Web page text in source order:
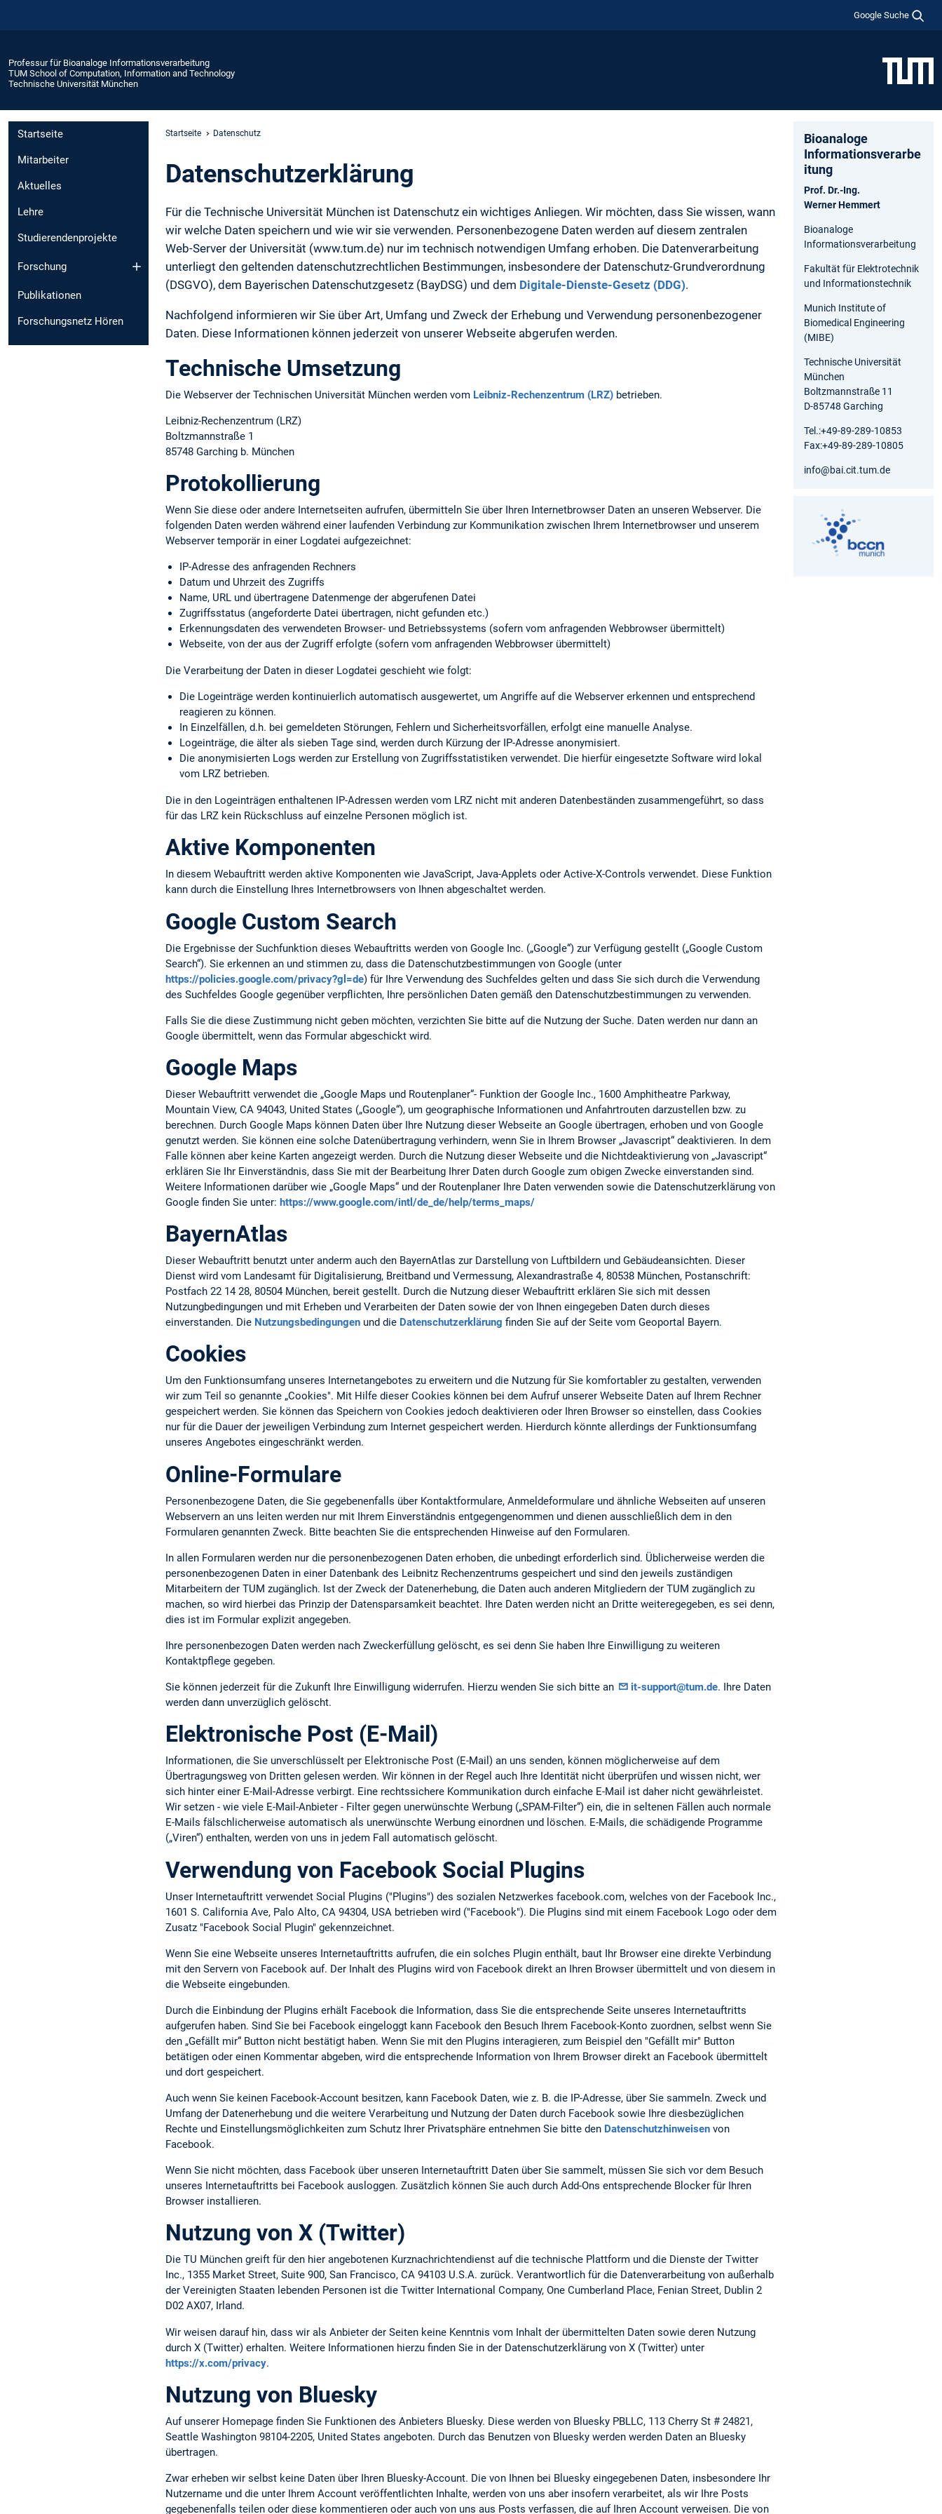
Google Suche
Professur für Bioanaloge Informationsverarbeitung
TUM School of Computation, Information and Technology
Technische Universität München
Startseite
Mitarbeiter
Aktuelles
Lehre
Studierendenprojekte
Forschung
Publikationen
Forschungsnetz Hören
Startseite Datenschutz
Daten­schutz­erklärung
Für die Technische Universität München ist Datenschutz ein wichtiges Anliegen. Wir möchten, dass Sie wissen, wann
wir welche Daten speichern und wie wir sie verwenden. Personenbezogene Daten werden auf diesem zentralen
Web-Server der Universität (www.tum.de) nur im technisch notwendigen Umfang erhoben. Die Datenverarbeitung
unterliegt den geltenden datenschutzrechtlichen Bestimmungen, insbesondere der Datenschutz-Grundverordnung
(DSGVO), dem Bayerischen Datenschutzgesetz (BayDSG) und dem Digitale-Dienste-Gesetz (DDG).
Nachfolgend informieren wir Sie über Art, Umfang und Zweck der Erhebung und Verwendung personenbezogener
Daten. Diese Informationen können jederzeit von unserer Webseite abgerufen werden.
Technische Umsetzung
Die Webserver der Technischen Universität München werden vom Leibniz-Rechenzentrum (LRZ) betrieben.
Leibniz-Rechenzentrum (LRZ)
Boltzmannstraße 1
85748 Garching b. München
Protokollierung
Wenn Sie diese oder andere Internetseiten aufrufen, übermitteln Sie über Ihren Internetbrowser Daten an unseren Webserver. Die
folgenden Daten werden während einer laufenden Verbindung zur Kommunikation zwischen Ihrem Internetbrowser und unserem
Webserver temporär in einer Logdatei aufgezeichnet:
IP-Adresse des anfragenden Rechners
Datum und Uhrzeit des Zugriffs
Name, URL und übertragene Datenmenge der abgerufenen Datei
Zugriffsstatus (angeforderte Datei übertragen, nicht gefunden etc.)
Erkennungs­daten des verwendeten Browser- und Betriebssystems (sofern vom anfragenden Webbrowser übermittelt)
Webseite, von der aus der Zugriff erfolgte (sofern vom anfragenden Webbrowser übermittelt)
Die Verarbeitung der Daten in dieser Logdatei geschieht wie folgt:
Die Logeinträge werden kontinuierlich automatisch ausgewertet, um Angriffe auf die Webserver erkennen und entsprechend
reagieren zu können.
In Einzelfällen, d.h. bei gemeldeten Störungen, Fehlern und Sicherheits­vorfällen, erfolgt eine manuelle Analyse.
Logeinträge, die älter als sieben Tage sind, werden durch Kürzung der IP-Adresse anonymisiert.
Die anonymisierten Logs werden zur Erstellung von Zugriffs­statistiken verwendet. Die hierfür eingesetzte Software wird lokal
vom LRZ betrieben.
Die in den Logeinträgen enthaltenen IP-Adressen werden vom LRZ nicht mit anderen Datenbeständen zusammengeführt, so dass
für das LRZ kein Rückschluss auf einzelne Personen möglich ist.
Aktive Komponenten
In diesem Webauftritt werden aktive Komponenten wie JavaScript, Java-Applets oder Active-X-Controls verwendet. Diese Funktion
kann durch die Einstellung Ihres Internetbrowsers von Ihnen abgeschaltet werden.
Google Custom Search
Die Ergebnisse der Suchfunktion dieses Webauftritts werden von Google Inc. („Google“) zur Verfügung gestellt („Google Custom
Search“). Sie erkennen an und stimmen zu, dass die Datenschutzbestimmungen von Google (unter
https://policies.google.com/privacy?gl=de) für Ihre Verwendung des Suchfeldes gelten und dass Sie sich durch die Verwendung
des Suchfeldes Google gegenüber verpflichten, Ihre persönlichen Daten gemäß den Datenschutzbestimmungen zu verwenden.
Falls Sie die diese Zustimmung nicht geben möchten, verzichten Sie bitte auf die Nutzung der Suche. Daten werden nur dann an
Google übermittelt, wenn das Formular abgeschickt wird.
Google Maps
Dieser Webauftritt verwendet die „Google Maps und Routenplaner“- Funktion der Google Inc., 1600 Amphitheatre Parkway,
Mountain View, CA 94043, United States („Google“), um geographische Informationen und Anfahrtrouten darzustellen bzw. zu
berechnen. Durch Google Maps können Daten über Ihre Nutzung dieser Webseite an Google übertragen, erhoben und von Google
genutzt werden. Sie können eine solche Datenübertragung verhindern, wenn Sie in Ihrem Browser „Javascript“ deaktivieren. In dem
Falle können aber keine Karten angezeigt werden. Durch die Nutzung dieser Webseite und die Nichtdeaktivierung von „Javascript“
erklären Sie Ihr Einverständnis, dass Sie mit der Bearbeitung Ihrer Daten durch Google zum obigen Zwecke einverstanden sind.
Weitere Informationen darüber wie „Google Maps“ und der Routenplaner Ihre Daten verwenden sowie die Datenschutzerklärung von
Google finden Sie unter: https://www.google.com/intl/de_de/help/terms_maps/
BayernAtlas
Dieser Webauftritt benutzt unter anderm auch den BayernAtlas zur Darstellung von Luftbildern und Gebäudeansichten. Dieser
Dienst wird vom Landesamt für Digitalisierung, Breitband und Vermessung, Alexandrastraße 4, 80538 München, Postanschrift:
Postfach 22 14 28, 80504 München, bereit gestellt. Durch die Nutzung dieser Webauftritt erklären Sie sich mit dessen
Nutzungbedingungen und mit Erheben und Verarbeiten der Daten sowie der von Ihnen eingegeben Daten durch dieses
einverstanden. Die Nutzungsbedingungen und die Datenschutzerklärung finden Sie auf der Seite vom Geoportal Bayern.
Cookies
Um den Funktionsumfang unseres Internetangebotes zu erweitern und die Nutzung für Sie komfortabler zu gestalten, verwenden
wir zum Teil so genannte „Cookies". Mit Hilfe dieser Cookies können bei dem Aufruf unserer Webseite Daten auf Ihrem Rechner
gespeichert werden. Sie können das Speichern von Cookies jedoch deaktivieren oder Ihren Browser so einstellen, dass Cookies
nur für die Dauer der jeweiligen Verbindung zum Internet gespeichert werden. Hierdurch könnte allerdings der Funktionsumfang
unseres Angebotes eingeschränkt werden.
Online-Formulare
Personenbezogene Daten, die Sie gegebenenfalls über Kontaktformulare, Anmeldeformulare und ähnliche Webseiten auf unseren
Webservern an uns leiten werden nur mit Ihrem Einverständnis entgegengenommen und dienen ausschließlich dem in den
Formularen genannten Zweck. Bitte beachten Sie die entsprechenden Hinweise auf den Formularen.
In allen Formularen werden nur die personenbezogenen Daten erhoben, die unbedingt erforderlich sind. Üblicherweise werden die
personenbezogenen Daten in einer Datenbank des Leibnitz Rechenzentrums gespeichert und sind den jeweils zuständigen
Mitarbeitern der TUM zugänglich. Ist der Zweck der Datenerhebung, die Daten auch anderen Mitgliedern der TUM zugänglich zu
machen, so wird hierbei das Prinzip der Datensparsamkeit beachtet. Ihre Daten werden nicht an Dritte weiteregegeben, es sei denn,
dies ist im Formular explizit angegeben.
Ihre personenbezogen Daten werden nach Zweckerfüllung gelöscht, es sei denn Sie haben Ihre Einwilligung zu weiteren
Kontaktpflege gegeben.
Sie können jederzeit für die Zukunft Ihre Einwilligung widerrufen. Hierzu wenden Sie sich bitte an it-support@tum.de. Ihre Daten
werden dann unverzüglich gelöscht.
Elektronische Post (E-Mail)
Informationen, die Sie unverschlüsselt per Elektronische Post (E-Mail) an uns senden, können möglicherweise auf dem
Übertragungsweg von Dritten gelesen werden. Wir können in der Regel auch Ihre Identität nicht überprüfen und wissen nicht, wer
sich hinter einer E-Mail-Adresse verbirgt. Eine rechtssichere Kommunikation durch einfache E-Mail ist daher nicht gewährleistet.
Wir setzen - wie viele E-Mail-Anbieter - Filter gegen unerwünschte Werbung („SPAM-Filter“) ein, die in seltenen Fällen auch normale
E-Mails fälschlicherweise automatisch als unerwünschte Werbung einordnen und löschen. E-Mails, die schädigende Programme
(„Viren“) enthalten, werden von uns in jedem Fall automatisch gelöscht.
Verwendung von Facebook Social Plugins
Unser Internetauftritt verwendet Social Plugins ("Plugins") des sozialen Netzwerkes facebook.com, welches von der Facebook Inc.,
1601 S. California Ave, Palo Alto, CA 94304, USA betrieben wird ("Facebook"). Die Plugins sind mit einem Facebook Logo oder dem
Zusatz "Facebook Social Plugin" gekennzeichnet.
Wenn Sie eine Webseite unseres Internetauftritts aufrufen, die ein solches Plugin enthält, baut Ihr Browser eine direkte Verbindung
mit den Servern von Facebook auf. Der Inhalt des Plugins wird von Facebook direkt an Ihren Browser übermittelt und von diesem in
die Webseite eingebunden.
Durch die Einbindung der Plugins erhält Facebook die Information, dass Sie die entsprechende Seite unseres Internetauftritts
aufgerufen haben. Sind Sie bei Facebook eingeloggt kann Facebook den Besuch Ihrem Facebook-Konto zuordnen, selbst wenn Sie
den „Gefällt mir“ Button nicht bestätigt haben. Wenn Sie mit den Plugins interagieren, zum Beispiel den "Gefällt mir" Button
betätigen oder einen Kommentar abgeben, wird die entsprechende Information von Ihrem Browser direkt an Facebook übermittelt
und dort gespeichert.
Auch wenn Sie keinen Facebook-Account besitzen, kann Facebook Daten, wie z. B. die IP-Adresse, über Sie sammeln. Zweck und
Umfang der Datenerhebung und die weitere Verarbeitung und Nutzung der Daten durch Facebook sowie Ihre diesbezüglichen
Rechte und Einstellungsmöglichkeiten zum Schutz Ihrer Privatsphäre entnehmen Sie bitte den Datenschutzhinweisen von
Facebook.
Wenn Sie nicht möchten, dass Facebook über unseren Internetauftritt Daten über Sie sammelt, müssen Sie sich vor dem Besuch
unseres Internetauftritts bei Facebook ausloggen. Zusätzlich können Sie auch durch Add-Ons entsprechende Blocker für Ihren
Browser installieren.
Nutzung von X (Twitter)
Die TU München greift für den hier angebotenen Kurznachrichtendienst auf die technische Plattform und die Dienste der Twitter
Inc., 1355 Market Street, Suite 900, San Francisco, CA 94103 U.S.A. zurück. Verantwortlich für die Datenverarbeitung von außerhalb
der Vereinigten Staaten lebenden Personen ist die Twitter International Company, One Cumberland Place, Fenian Street, Dublin 2
D02 AX07, Irland.
Wir weisen darauf hin, dass wir als Anbieter der Seiten keine Kenntnis vom Inhalt der übermittelten Daten sowie deren Nutzung
durch X (Twitter) erhalten. Weitere Informationen hierzu finden Sie in der Datenschutzerklärung von X (Twitter) unter
https://x.com/privacy.
Nutzung von Bluesky
Auf unserer Homepage finden Sie Funktionen des Anbieters Bluesky. Diese werden von Bluesky PBLLC, 113 Cherry St # 24821,
Seattle Washington 98104-2205, United States angeboten. Durch das Benutzen von Bluesky werden werden Daten an Bluesky
übertragen.
Zwar erheben wir selbst keine Daten über Ihren Bluesky-Account. Die von Ihnen bei Bluesky eingegebenen Daten, insbesondere Ihr
Nutzername und die unter Ihrem Account veröffentlichten Inhalte, werden von uns aber insofern verarbeitet, als wir Ihre Posts
gegebenenfalls teilen oder diese kommentieren oder auch von uns aus Posts verfassen, die auf Ihren Account verweisen. Die von
Bioanaloge
Informationsverarbe
itung
Prof. Dr.-Ing.
Werner Hemmert
Bioanaloge
Informationsverarbeitung
Fakultät für Elektrotechnik
und Informationstechnik
Munich Institute of
Biomedical Engineering
(MIBE)
Technische Universität
München
Boltzmannstraße 11
D-85748 Garching
Tel.:+49-89-289-10853
Fax:+49-89-289-10805
info@bai.cit.tum.de